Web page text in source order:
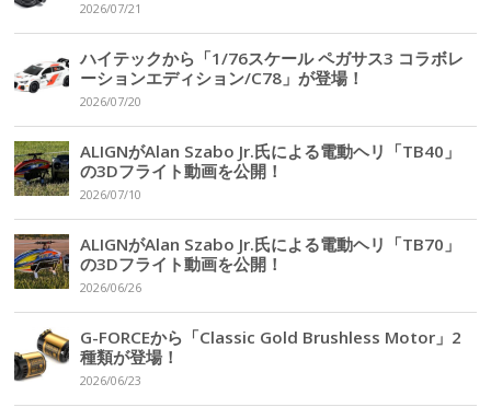
2026/07/21
ハイテックから「1/76スケール ペガサス3 コラボレ
ーションエディション/C78」が登場！
2026/07/20
ALIGNがAlan Szabo Jr.氏による電動ヘリ「TB40」
の3Dフライト動画を公開！
2026/07/10
ALIGNがAlan Szabo Jr.氏による電動ヘリ「TB70」
の3Dフライト動画を公開！
2026/06/26
G-FORCEから「Classic Gold Brushless Motor」2
種類が登場！
2026/06/23